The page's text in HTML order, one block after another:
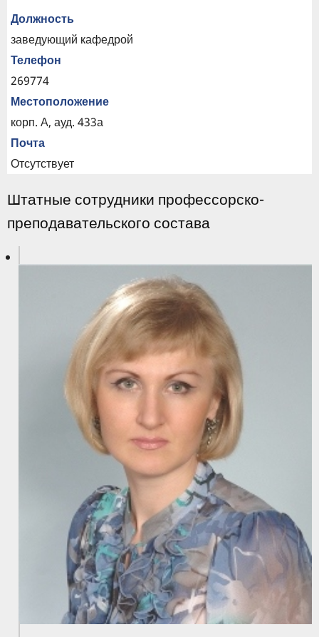
Должность
заведующий кафедрой
Телефон
269774
Местоположение
корп. А, ауд. 433а
Почта
Отсутствует
Штатные сотрудники профессорско-
преподавательского состава